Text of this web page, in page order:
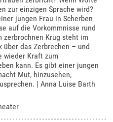
zur einzigen Sprache wird?
jungen Frau in Scherben
auf die Vorkommnisse rund
zerbrochnen Krug steht im
über das Zerbrechen – und
wieder Kraft zum
kann. Es gibt einer jungen
Mut, hinzusehen,
| Anna Luise Barth